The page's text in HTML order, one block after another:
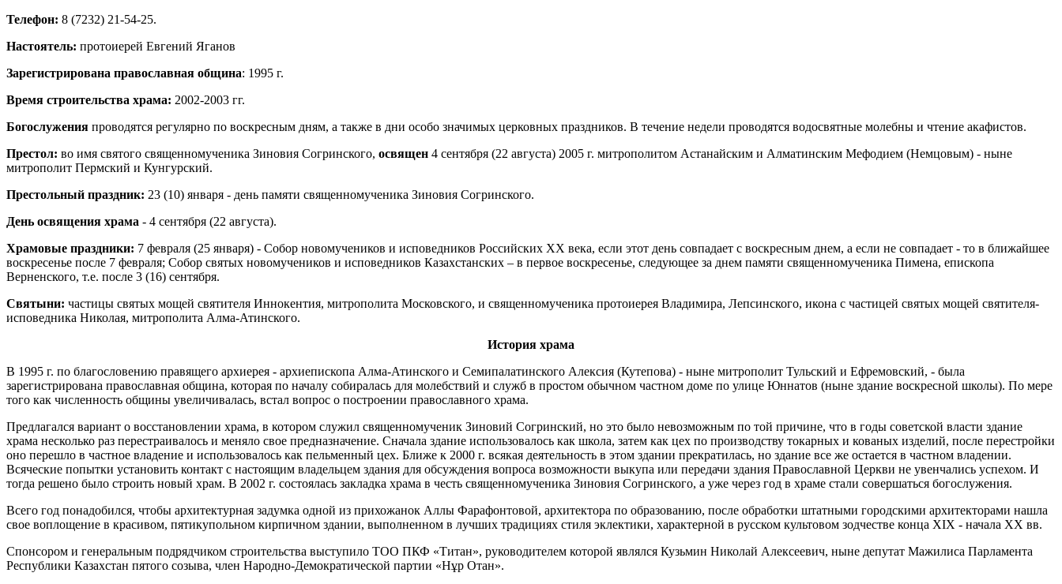
Телефон: 8 (7232) 21-54-25.
Настоятель: протоиерей Евгений Яганов
Зарегистрирована православная община: 1995 г.
Время строительства храма: 2002-2003 гг.
Богослужения проводятся регулярно по воскресным дням, а также в дни особо значимых церковных праздников. В течение недели проводятся водосвятные молебны и чтение акафистов.
Престол: во имя святого священномученика Зиновия Согринского, освящен 4 сентября (22 августа) 2005 г. митрополитом Астанайским и Алматинским Мефодием (Немцовым) - ныне
митрополит Пермский и Кунгурский.
Престольный праздник: 23 (10) января - день памяти священномученика Зиновия Согринского.
День освящения храма - 4 сентября (22 августа).
Храмовые праздники: 7 февраля (25 января) - Собор новомучеников и исповедников Российских XX века, если этот день совпадает с воскресным днем, а если не совпадает - то в ближайшее
воскресенье после 7 февраля; Собор святых новомучеников и исповедников Казахстанских – в первое воскресенье, следующее за днем памяти священномученика Пимена, епископа
Верненского, т.е. после 3 (16) сентября.
Святыни: частицы святых мощей святителя Иннокентия, митрополита Московского, и священномученика протоиерея Владимира, Лепсинского, икона с частицей святых мощей святителя-
исповедника Николая, митрополита Алма-Атинского.
История храма
В 1995 г. по благословению правящего архиерея - архиепископа Алма-Атинского и Семипалатинского Алексия (Кутепова) - ныне митрополит Тульский и Ефремовский, - была
зарегистрирована православная община, которая по началу собиралась для молебствий и служб в простом обычном частном доме по улице Юннатов (ныне здание воскресной школы). По мере
того как численность общины увеличивалась, встал вопрос о построении православного храма.
Предлагался вариант о восстановлении храма, в котором служил священномученик Зиновий Согринский, но это было невозможным по той причине, что в годы советской власти здание
храма несколько раз перестраивалось и меняло свое предназначение. Сначала здание использовалось как школа, затем как цех по производству токарных и кованых изделий, после перестройки
оно перешло в частное владение и использовалось как пельменный цех. Ближе к 2000 г. всякая деятельность в этом здании прекратилась, но здание все же остается в частном владении.
Всяческие попытки установить контакт с настоящим владельцем здания для обсуждения вопроса возможности выкупа или передачи здания Православной Церкви не увенчались успехом. И
тогда решено было строить новый храм. В 2002 г. состоялась закладка храма в честь священномученика Зиновия Согринского, а уже через год в храме стали совершаться богослужения.
Всего год понадобился, чтобы архитектурная задумка одной из прихожанок Аллы Фарафонтовой, архитектора по образованию, после обработки штатными городскими архитекторами нашла
свое воплощение в красивом, пятикупольном кирпичном здании, выполненном в лучших традициях стиля эклектики, характерной в русском культовом зодчестве конца XIX - начала XX вв.
Спонсором и генеральным подрядчиком строительства выступило ТОО ПКФ «Титан», руководителем которой являлся Кузьмин Николай Алексеевич, ныне депутат Мажилиса Парламента
Республики Казахстан пятого созыва, член Народно-Демократической партии «Нұр Отан».